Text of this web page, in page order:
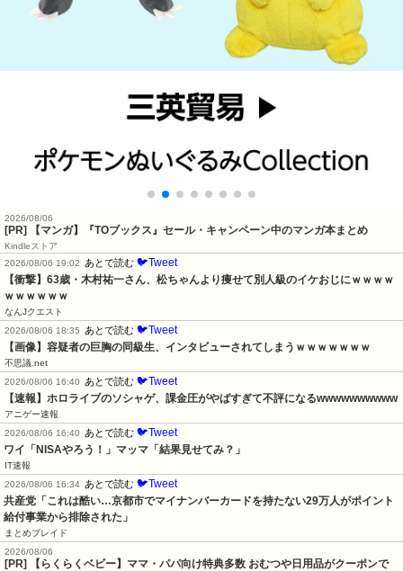
2026/08/06
[PR] 【マンガ】『TOブックス』セール・キャンペーン中のマンガ本まとめ
Kindleストア
2026/08/06 19:02
あとで読む 🐦Tweet
【衝撃】63歳・木村祐一さん、松ちゃんより痩せて別人級のイケおじにｗｗｗｗ
ｗｗｗｗｗｗ
なんJクエスト
2026/08/06 18:35
あとで読む 🐦Tweet
【画像】容疑者の巨胸の同級生、インタビューされてしまうｗｗｗｗｗｗｗ
不思議.net
2026/08/06 16:40
あとで読む 🐦Tweet
【速報】ホロライブのソシャゲ、課金圧がやばすぎて不評になるwwwwwwwwww
アニゲー速報
2026/08/06 16:40
あとで読む 🐦Tweet
ワイ「NISAやろう！」マッマ「結果見せてみ？」
IT速報
2026/08/06 16:34 あとで読む 🐦Tweet
共産党「これは酷い…京都市でマイナンバーカードを持たない29万人がポイント
給付事業から排除された」
まとめブレイド
2026/08/06
[PR] 【らくらくベビー】ママ・パパ向け特典多数 おむつや日用品がクーポンで